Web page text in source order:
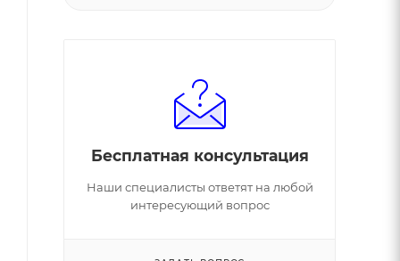
Бесплатная консультация
Наши специалисты ответят на любой
интересующий вопрос